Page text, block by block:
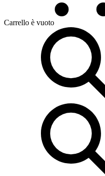
Carrello è vuoto